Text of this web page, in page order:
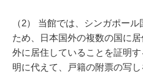
（2） 当館では、シンガポー
ため、日本国外の複数の国に
外に居住していることを証明
明に代えて、戸籍の附票の写し